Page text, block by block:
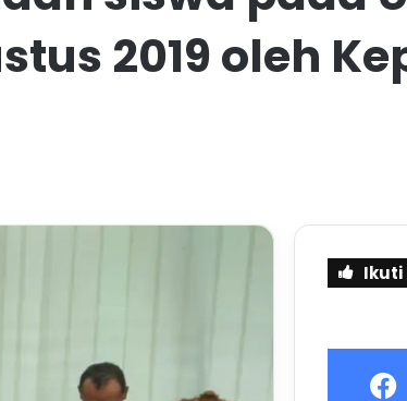
2019 oleh
Ikuti